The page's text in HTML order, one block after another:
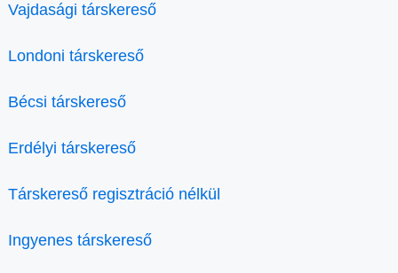
Vajdasági társkereső
Londoni társkereső
Bécsi társkereső
Erdélyi társkereső
Társkereső regisztráció nélkül
Ingyenes társkereső